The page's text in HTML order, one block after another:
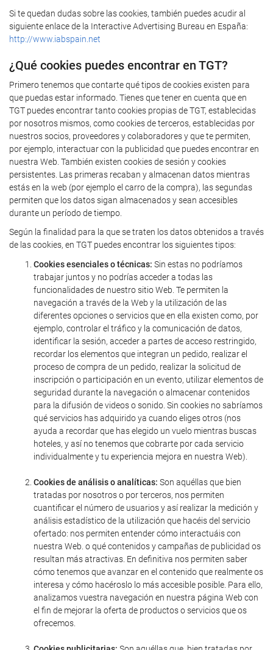
Si te quedan dudas sobre las cookies, también puedes acudir al
siguiente enlace de la Interactive Advertising Bureau en España:
http://www.iabspain.net
¿Qué cookies puedes encontrar en TGT?
Primero tenemos que contarte qué tipos de cookies existen para
que puedas estar informado. Tienes que tener en cuenta que en
TGT puedes encontrar tanto cookies propias de TGT, establecidas
por nosotros mismos, como cookies de terceros, establecidas por
nuestros socios, proveedores y colaboradores y que te permiten,
por ejemplo, interactuar con la publicidad que puedes encontrar en
nuestra Web. También existen cookies de sesión y cookies
persistentes. Las primeras recaban y almacenan datos mientras
estás en la web (por ejemplo el carro de la compra), las segundas
permiten que los datos sigan almacenados y sean accesibles
durante un período de tiempo.
Según la finalidad para la que se traten los datos obtenidos a través
de las cookies, en TGT puedes encontrar los siguientes tipos:
Cookies esenciales o técnicas: Sin estas no podríamos
trabajar juntos y no podrías acceder a todas las
funcionalidades de nuestro sitio Web. Te permiten la
navegación a través de la Web y la utilización de las
diferentes opciones o servicios que en ella existen como, por
ejemplo, controlar el tráfico y la comunicación de datos,
identificar la sesión, acceder a partes de acceso restringido,
recordar los elementos que integran un pedido, realizar el
proceso de compra de un pedido, realizar la solicitud de
inscripción o participación en un evento, utilizar elementos de
seguridad durante la navegación o almacenar contenidos
para la difusión de videos o sonido. Sin cookies no sabríamos
qué servicios has adquirido ya cuando eliges otros (nos
ayuda a recordar que has elegido un vuelo mientras buscas
hoteles, y así no tenemos que cobrarte por cada servicio
individualmente y tu experiencia mejora en nuestra Web).
Cookies de análisis o analíticas: Son aquéllas que bien
tratadas por nosotros o por terceros, nos permiten
cuantificar el número de usuarios y así realizar la medición y
análisis estadístico de la utilización que hacéis del servicio
ofertado: nos permiten entender cómo interactuáis con
nuestra Web. o qué contenidos y campañas de publicidad os
resultan más atractivas. En definitiva nos permiten saber
cómo tenemos que avanzar en el contenido que realmente os
interesa y cómo hacéroslo lo más accesible posible. Para ello,
analizamos vuestra navegación en nuestra página Web con
el fin de mejorar la oferta de productos o servicios que os
ofrecemos.